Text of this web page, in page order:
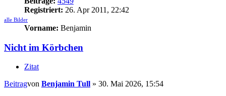
Registriert: 26. Apr 2011, 22:42
alle Bilder
Vorname: Benjamin
Nicht im Körbchen
Zitat
Beitragvon Benjamin Tull » 30. Mai 2026, 15:54